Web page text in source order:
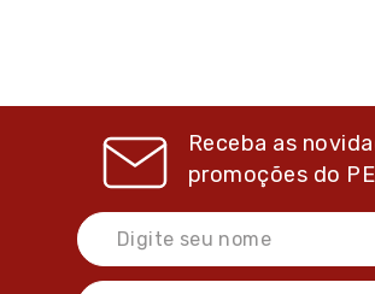
Receba as
promoções do